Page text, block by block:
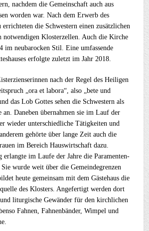
nachdem die Gemeinschaft auch aus
worden war. Nach dem Erwerb des
errichteten die Schwestern einen zusätzlichen
Klosterzellen. Auch die Kirche
im neubarocken Stil. Eine umfassende
erfolgte zuletzt im Jahr 2018.
nach der Regel des Heiligen
„ora et labora“, also „bete und
das Lob Gottes sehen die Schwestern als
an. Daneben übernahmen sie im Lauf der
wieder unterschiedliche Tätigkeiten und
gehörte über lange Zeit auch die
im Bereich Hauswirtschaft dazu.
erlangte im Laufe der Jahre die Paramenten-
wurde weit über die Gemeindegrenzen
heute gemeinsam mit dem Gästehaus die
des Klosters. Angefertigt werden dort
liturgische Gewänder für den kirchlichen
Fahnen, Fahnenbänder, Wimpel und